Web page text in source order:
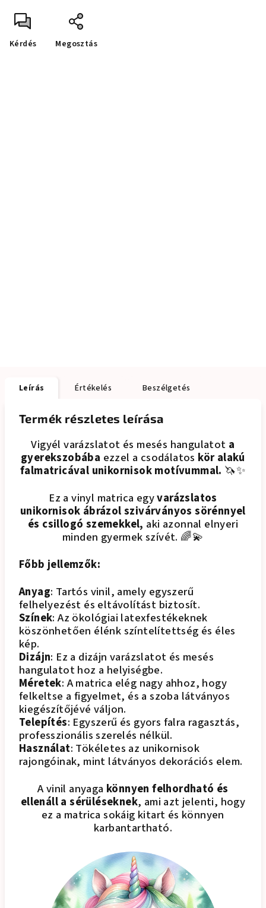
Kérdés Megosztás
Leírás Értékelés Beszélgetés
Termék részletes leírása
Vigyél varázslatot és mesés hangulatot a
gyerekszobába ezzel a csodálatos kör alakú
falmatricával unikornisok motívummal. 🦄✨
Ez a vinyl matrica egyvarázslatos
unikornisok ábrázol szivárványos sörénnyel
és csillogó szemekkel, aki azonnal elnyeri
minden gyermek szívét. 🌈💫
Főbb jellemzők:
Anyag: Tartós vinil, amely egyszerű
felhelyezést és eltávolítást biztosít.
Színek: Az ökológiai latexfestékeknek
köszönhetően élénk színtelítettség és éles
kép.
Dizájn: Ez a dizájn varázslatot és mesés
hangulatot hoz a helyiségbe.
Méretek: A matrica elég nagy ahhoz, hogy
felkeltse a figyelmet, és a szoba látványos
kiegészítőjévé váljon.
Telepítés: Egyszerű és gyors falra ragasztás,
professzionális szerelés nélkül.
Használat: Tökéletes az unikornisok
rajongóinak, mint látványos dekorációs elem.
A vinil anyaga könnyen felhordható és
ellenáll a sérüléseknek, ami azt jelenti, hogy
ez a matrica sokáig kitart és könnyen
karbantartható.